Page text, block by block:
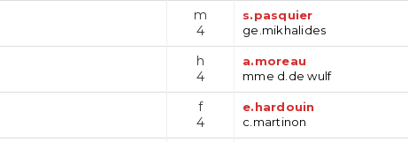
m
4
s.pasquier
ge.mikhalides
h
4
a.moreau
mme d.de wulf
f
4
e.hardouin
c.martinon